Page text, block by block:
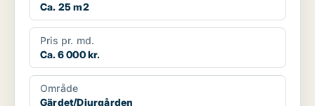
Ca. 25 m2
Pris pr. md.
Ca. 6 000 kr.
Område
Gärdet/Djurgården